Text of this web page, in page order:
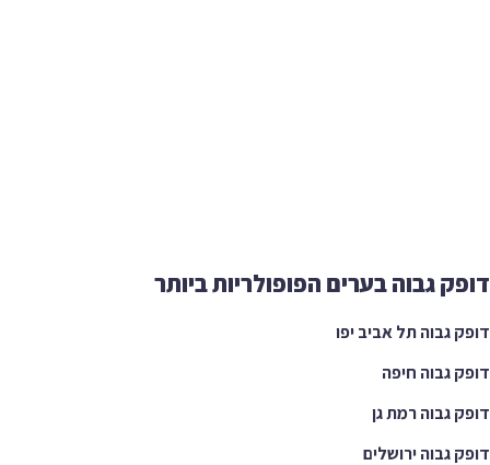
גבוה בערים הפופולריות ביותר
גבוה תל אביב יפו
גבוה חיפה
גבוה רמת גן
גבוה ירושלים